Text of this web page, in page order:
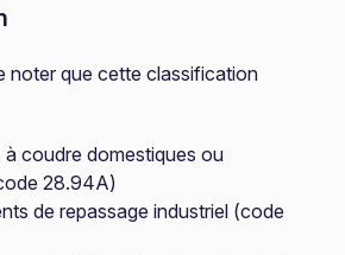
noter que cette classification
à coudre domestiques ou
28.94A)
de repassage industriel (code